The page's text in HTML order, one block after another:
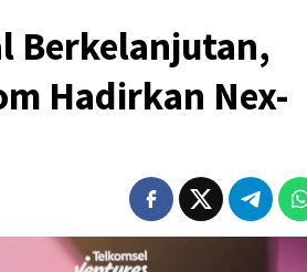
Berkelanjutan,
Hadirkan Nex-